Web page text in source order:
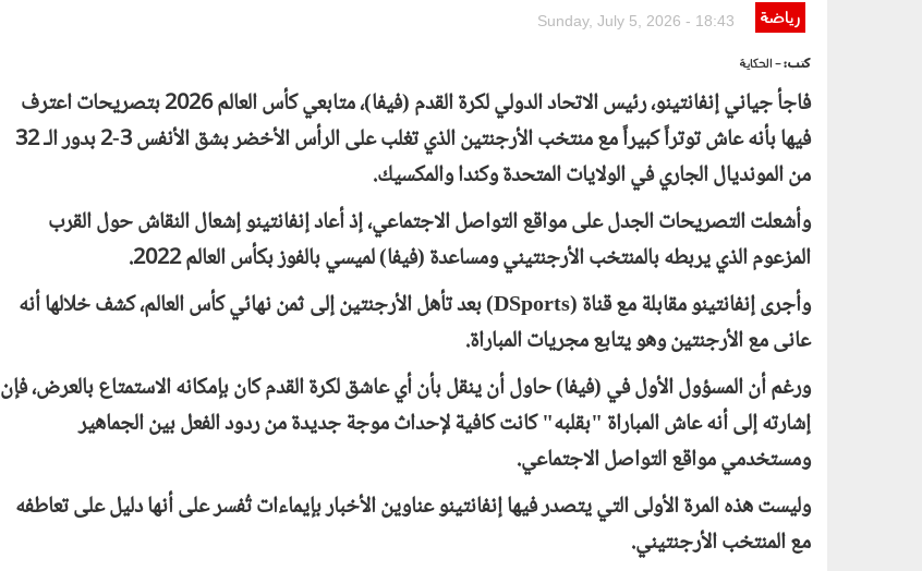
رياضة Sunday, July 5, 2026 - 18:43
كتب:- الحكاية
فاجأ جياني إنفانتينو، رئيس الاتحاد الدولي لكرة القدم (فيفا)، متابعي كأس العالم 2026 بتصريحات اعترف
فيها بأنه عاش توتراً كبيراً مع منتخب الأرجنتين الذي تغلب على الرأس الأخضر بشق الأنفس 3-2 بدور الـ 32
من المونديال الجاري في الولايات المتحدة وكندا والمكسيك.
وأشعلت التصريحات الجدل على مواقع التواصل الاجتماعي، إذ أعاد إنفانتينو إشعال النقاش حول القرب
المزعوم الذي يربطه بالمنتخب الأرجنتيني ومساعدة (فيفا) لميسي بالفوز بكأس العالم 2022.
وأجرى إنفانتينو مقابلة مع قناة (DSports) بعد تأهل الأرجنتين إلى ثمن نهائي كأس العالم، كشف خلالها أنه
عانى مع الأرجنتين وهو يتابع مجريات المباراة.
ورغم أن المسؤول الأول في (فيفا) حاول أن ينقل بأن أي عاشق لكرة القدم كان بإمكانه الاستمتاع بالعرض، فإن
إشارته إلى أنه عاش المباراة "بقلبه" كانت كافية لإحداث موجة جديدة من ردود الفعل بين الجماهير
ومستخدمي مواقع التواصل الاجتماعي.
وليست هذه المرة الأولى التي يتصدر فيها إنفانتينو عناوين الأخبار بإيماءات تُفسر على أنها دليل على تعاطفه
مع المنتخب الأرجنتيني.